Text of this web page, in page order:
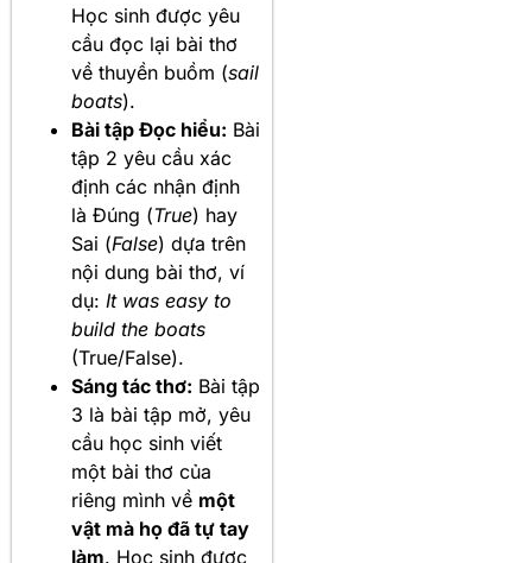
Học sinh được yêu
cầu đọc lại bài thơ
về thuyền buồm (sail
boats).
Bài tập Đọc hiểu: Bài
tập 2 yêu cầu xác
định các nhận định
là Đúng (True) hay
Sai (False) dựa trên
nội dung bài thơ, ví
dụ: It was easy to
build the boats
(True/False).
Sáng tác thơ: Bài tập
3 là bài tập mở, yêu
cầu học sinh viết
một bài thơ của
riêng mình về một
vật mà họ đã tự tay
làm. Học sinh được